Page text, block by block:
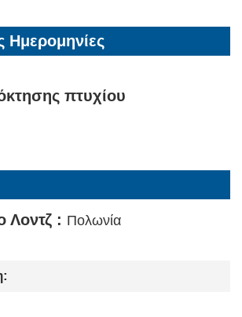
Ημερομηνίες
πτυχίου
Λοντζ : Πολωνία